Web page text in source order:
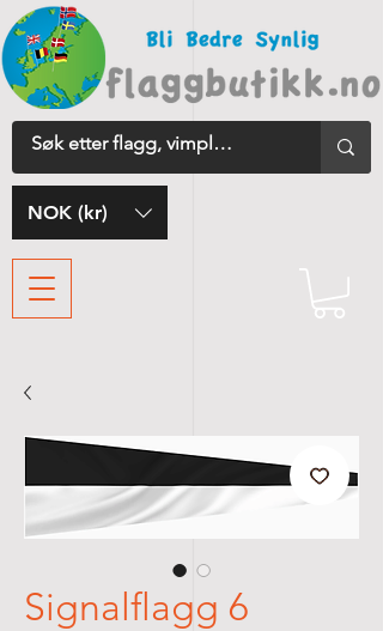
NOK (kr)
Signalflagg 6